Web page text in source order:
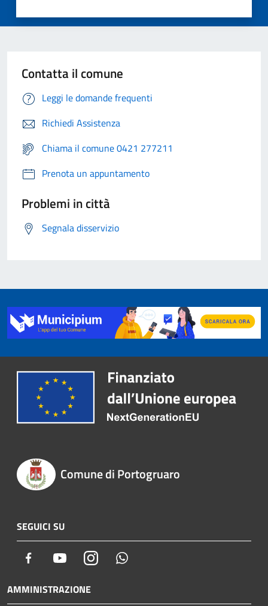
Contatta il comune
Leggi le domande frequenti
Richiedi Assistenza
Chiama il comune 0421 277211
Prenota un appuntamento
Problemi in città
Segnala disservizio
Comune di Portogruaro
SEGUICI SU
Facebook YoutubeInstagram
AMMINISTRAZIONE